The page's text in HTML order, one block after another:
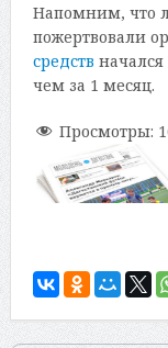
Напомним, что
пожертвовали
средств
чем за 1 месяц.
Просмотры: